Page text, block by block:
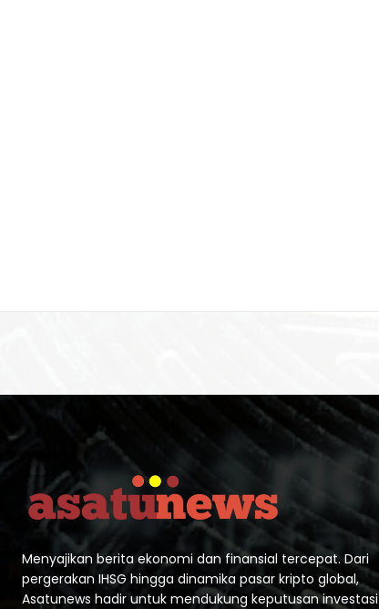
Menyajikan berita ekonomi dan finansial tercepat. Dari
pergerakan IHSG hingga dinamika pasar kripto global,
Asatunews hadir untuk mendukung keputusan investasi